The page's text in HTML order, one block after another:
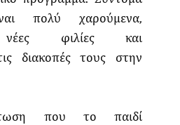
πολύ χαρούμενα,
νέες φιλίες και
διακοπές τους στην
που το παιδί